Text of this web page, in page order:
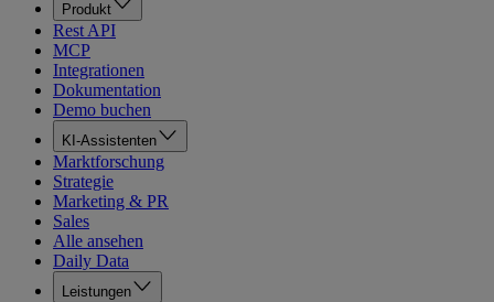
Produkt
Rest API
MCP
Integrationen
Dokumentation
Demo buchen
KI-Assistenten
Marktforschung
Strategie
Marketing & PR
Sales
Alle ansehen
Daily Data
Leistungen